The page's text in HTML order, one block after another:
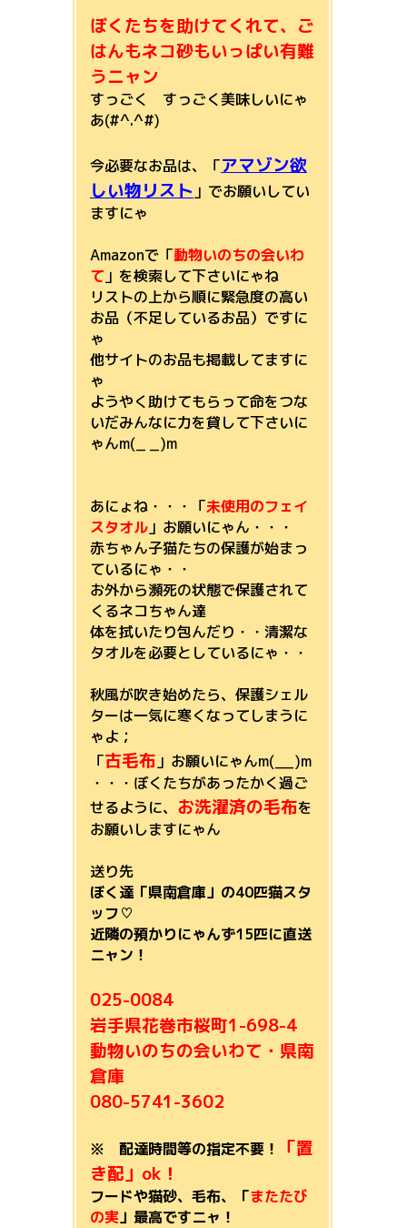
ぼくたちを助けてくれて、ご
はんもネコ砂もいっぱい有難
うニャン
すっごく すっごく美味しいにゃ
あ(#^.^#)
今必要なお品は、「アマゾン欲
しい物リスト 」でお願いしてい
ますにゃ
Amazonで「動物いのちの会いわ
て 」を検索して下さいにゃね
リストの上から順に緊急度の高い
お品（不足しているお品）ですに
ゃ
他サイトのお品も掲載してますに
ゃ
ようやく助けてもらって命をつな
いだみんなに力を貸して下さいに
ゃんm(_ _)m
あにょね・・・「未使用のフェイ
スタオル 」お願いにゃん・・・
赤ちゃん子猫たちの保護が始まっ
ているにゃ・・
お外から瀕死の状態で保護されて
くるネコちゃん達
体を拭いたり包んだり・・清潔な
タオルを必要としているにゃ・・
秋風が吹き始めたら、保護シェル
ターは一気に寒くなってしまうに
ゃよ；
「古毛布 」お願いにゃんm(__)m
・・・ぼくたちがあったかく過ご
せるように、 お洗濯済の毛布を
お願いしますにゃん
送り先
ぼく達 「県南倉庫」の40匹猫スタ
ッフ♡
近隣の預かりにゃんず15匹に直送
ニャン！
025-0084
岩手県花巻市桜町1-698-4
動物いのちの会いわて・県南
倉庫
080-5741-3602
※ 配達時間等の指定不要！
「置
き配」ok！
フードや猫砂、毛布、「またたび
の実」最高ですニャ！